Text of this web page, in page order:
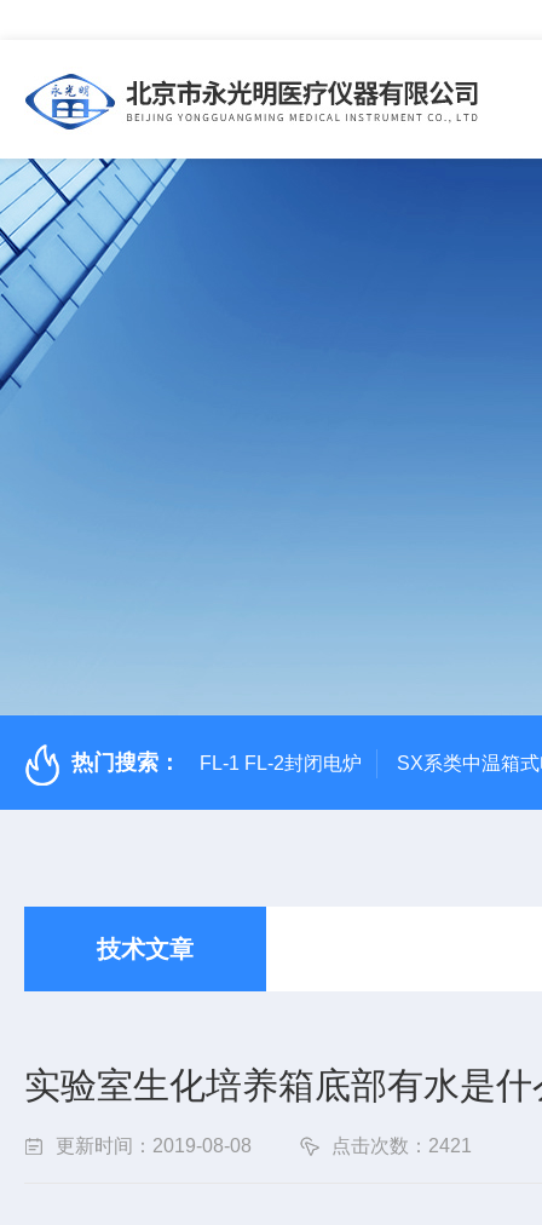
热门搜索： FL-1 FL-2封闭电炉 SX系类中温箱
技术文章
实验室生化培养箱底部有水是
更新时间：2019-08-08 点击次数：2421